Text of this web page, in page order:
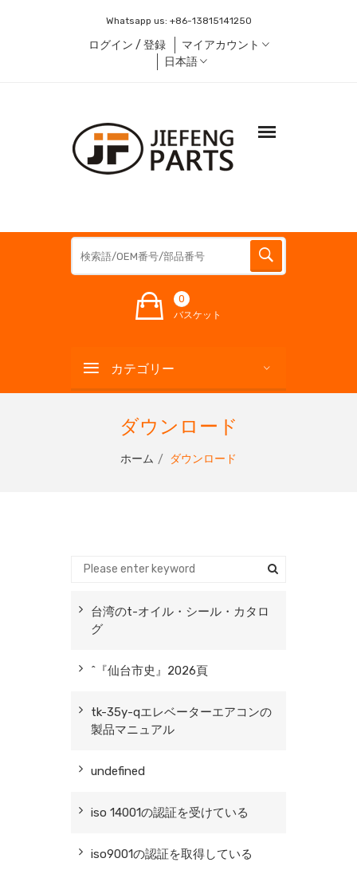
Whatsapp us: +86-13815141250
ログイン / 登録
マイアカウント
日本語
カテゴリー
0
バスケット
ダウンロード
ホーム ダウンロード
台湾のt-オイル・シール・カタロ
グ
^『仙台市史』2026頁
tk-35y-qエレベーターエアコンの
製品マニュアル
undefined
iso 14001の認証を受けている
iso9001の認証を取得している